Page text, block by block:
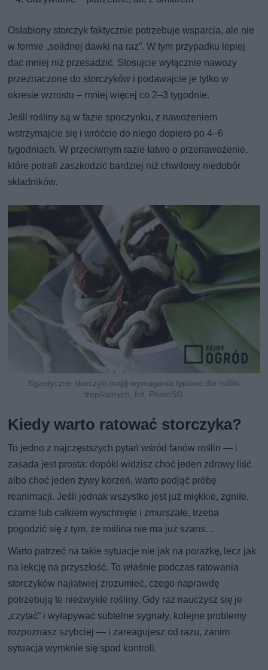
Osłabiony storczyk faktycznie potrzebuje wsparcia, ale nie
w formie „solidnej dawki na raz”. W tym przypadku lepiej
dać mniej niż przesadzić. Stosujcie wyłącznie nawozy
przeznaczone do storczyków i podawajcie je tylko w
okresie wzrostu – mniej więcej co 2–3 tygodnie.
Jeśli rośliny są w fazie spoczynku, z nawożeniem
wstrzymajcie się i wróćcie do niego dopiero po 4–6
tygodniach. W przeciwnym razie łatwo o przenawożenie,
które potrafi zaszkodzić bardziej niż chwilowy niedobór
składników.
Egzotyczne storczyki mają wymagania typowe dla roślin
tropikalnych, fot. PhotoSG
Kiedy warto ratować storczyka?
To jedno z najczęstszych pytań wśród fanów roślin — i
zasada jest prosta: dopóki widzisz choć jeden zdrowy liść
albo choć jeden żywy korzeń, warto podjąć próbę
reanimacji. Jeśli jednak wszystko jest już miękkie, zgniłe,
czarne lub całkiem wyschnięte i zmurszałe, trzeba
pogodzić się z tym, że roślina nie ma już szans…
Warto patrzeć na takie sytuacje nie jak na porażkę, lecz jak
na lekcję na przyszłość. To właśnie podczas ratowania
storczyków najłatwiej zrozumieć, czego naprawdę
potrzebują te niezwykłe rośliny. Gdy raz nauczysz się je
„czytać” i wyłapywać subtelne sygnały, kolejne problemy
rozpoznasz szybciej — i zareagujesz od razu, zanim
sytuacja wymknie się spod kontroli.